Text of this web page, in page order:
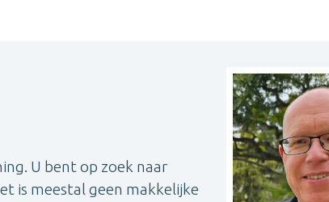
U bent op zoek naar
is meestal geen makkelijke